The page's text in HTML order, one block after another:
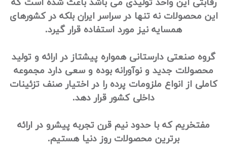
رقابتی این واحد تولیدی می باشد باعث شده است که
این محصولات نه تنها در سراسر ایران بلکه در کشورهای
همسایه نیز مورد استفاده قرار گیرد.
گروه صنعتی دارستانی همواره پیشتاز در ارائه و تولید
محصولات جدید و نوآورانه بوده و سعی دارد مجموعه
کاملی از انواع ملزومات پرده را در اختیار صنف تزئینات
داخلی کشور قرار دهد.
مفتخریم که با حدود نیم قرن تجربه پیشرو در ارائه
برترین محصولات روز دنیا هستیم.